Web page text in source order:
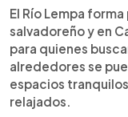
El Río Lempa
salvadoreño y en
para quienes
alrededores se
espacios
relajados.